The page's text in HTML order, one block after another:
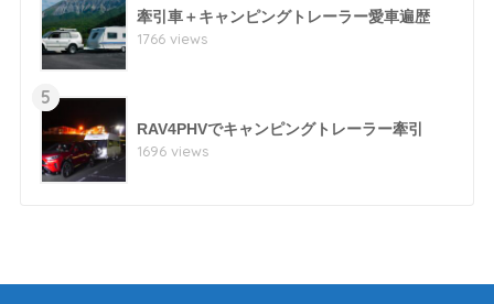
牽引車＋キャンピングトレーラー愛車遍歴
1766 views
5
RAV4PHVでキャンピングトレーラー牽引
1696 views